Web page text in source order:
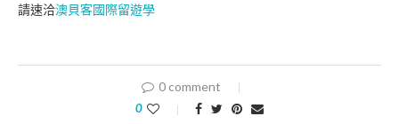
請速洽澳貝客國際留遊學
0 comment
0